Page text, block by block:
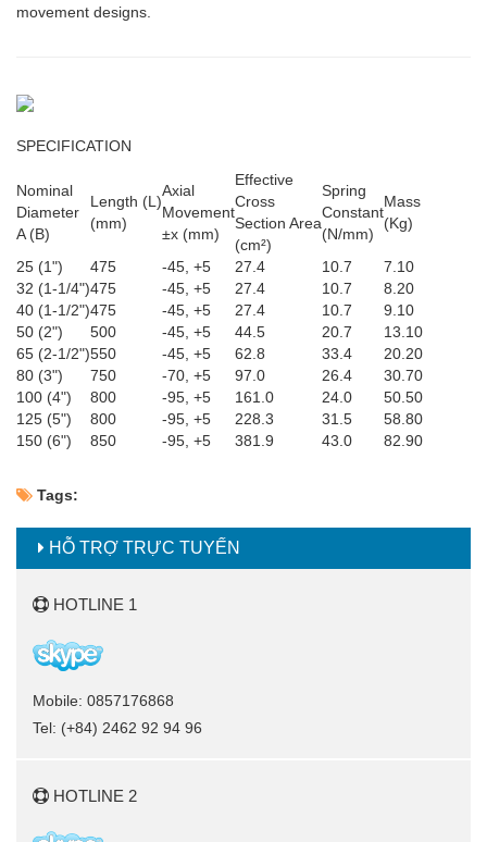
movement designs.
SPECIFICATION
Nominal
Diameter
A (B)
Length (L)
(mm)
Axial
Movement
±x (mm)
Effective
Cross
Section Area
(cm²)
Spring
Constant
(N/mm)
Mass
(Kg)
25 (1") 475 -45, +5 27.4 10.7
7.10
32 (1-1/4")475 -45, +5 27.4 10.7
8.20
40 (1-1/2")475 -45, +5 27.4 10.7
9.10
50 (2")
500 -45, +5 44.5 20.7
13.10
65 (2-1/2")550 -45, +5 62.8 33.4
20.20
80 (3")
750 -70, +5 97.0 26.4
30.70
100 (4")
800 -95, +5 161.0 24.0
50.50
125 (5")
800 -95, +5 228.3 31.5
58.80
150 (6")
850 -95, +5 381.9 43.0 82.90
Tags:
HỖ TRỢ TRỰC TUYẾN
HOTLINE 1
Mobile: 0857176868
Tel: (+84) 2462 92 94 96
HOTLINE 2